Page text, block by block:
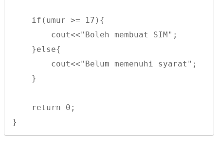
    if(umur >= 17){
        cout<<"Boleh membuat SIM";
    }else{
        cout<<"Belum memenuhi syarat";
    }
    return 0;
}